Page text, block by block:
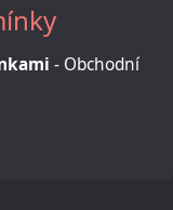
- Obchodní